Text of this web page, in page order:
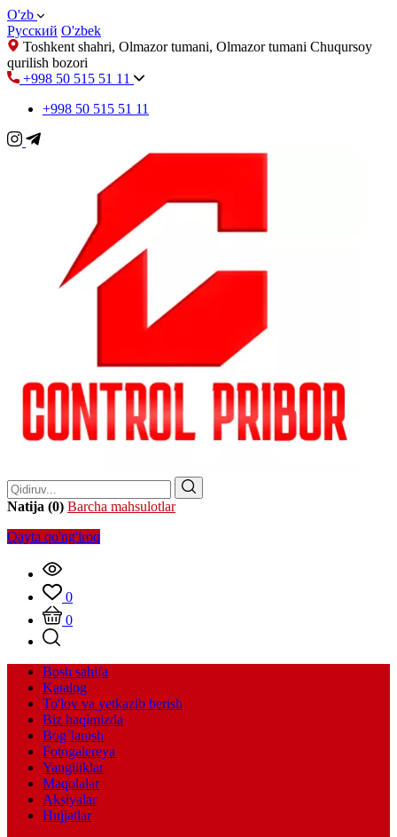
O'zb
Русский O'zbek
Toshkent shahri, Olmazor tumani, Olmazor tumani Chuqursoy
qurilish bozori
+998 50 515 51 11
+998 50 515 51 11
Natija (0) Barcha mahsulotlar
Qayta qo'ng'iroq
0
0
Bosh sahifa
Katalog
To'lov va yetkazib berish
Biz haqimizda
Bog`lanish
Fotogalereya
Yangiliklar
Maqolalar
Aksiyalar
Hujjatlar